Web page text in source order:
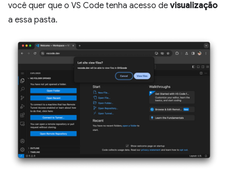
você quer que o VS Code tenha acesso de visualização
a essa pasta.